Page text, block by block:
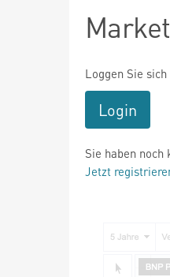
Loggen Sie
Login
Sie haben noch
Jetzt